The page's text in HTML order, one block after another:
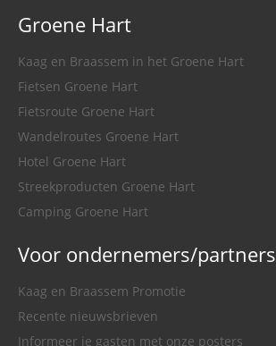
Groene Hart
Kaag en Braassem in het Groene Hart
Fietsen Groene Hart
Fietsroute Groene Hart
Wandelroutes Groene Hart
Hotel Groene Hart
Streekproducten Groene Hart
Camping Groene Hart
Voor ondernemers/partners
Kaag en Braassem Promotie
Recente nieuwsbrieven
Informeer je gasten met onze posters